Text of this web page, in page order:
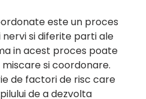
este un proces
si diferite parti ale
in acest proces poate
si coordonare.
de a dezvolta